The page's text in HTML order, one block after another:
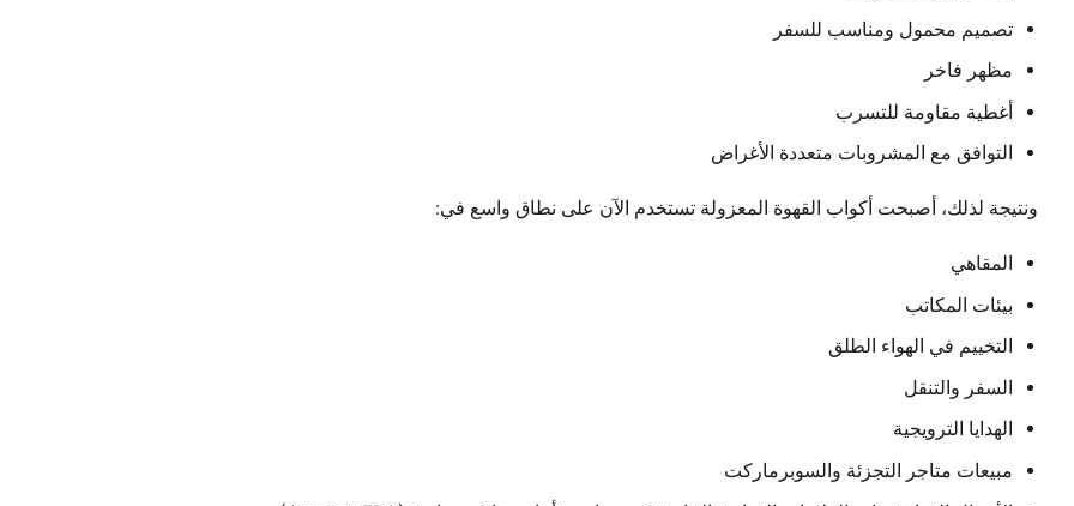
تصميم محمول ومناسب للسفر
مظهر فاخر
أغطية مقاومة للتسرب
التوافق مع المشروبات متعددة الأغراض
ونتيجة لذلك، أصبحت أكواب القهوة المعزولة تستخدم الآن على نطاق واسع في:
المقاهي
بيئات المكاتب
التخييم في الهواء الطلق
السفر والتنقل
الهدايا الترويجية
مبيعات متاجر التجزئة والسوبرماركت